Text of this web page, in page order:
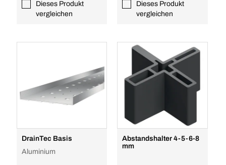
Dieses Produkt
vergleichen
Dieses Produkt
vergleichen
DrainTec Basis
Aluminium
Abstandshalter 4-5-6-8
mm